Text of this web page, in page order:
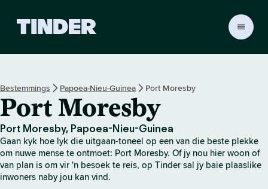
r
-
t
u
i
s
b
l
Bestemmings Papoea-Nieu-Guinea Port Moresby
Port Moresby
Port Moresby, Papoea-Nieu-Guinea
Gaan kyk hoe lyk die uitgaan-toneel op een van die beste plekke
om nuwe mense te ontmoet: Port Moresby. Of jy nou hier woon of
van plan is om vir 'n besoek te reis, op Tinder sal jy baie plaaslike
inwoners naby jou kan vind.